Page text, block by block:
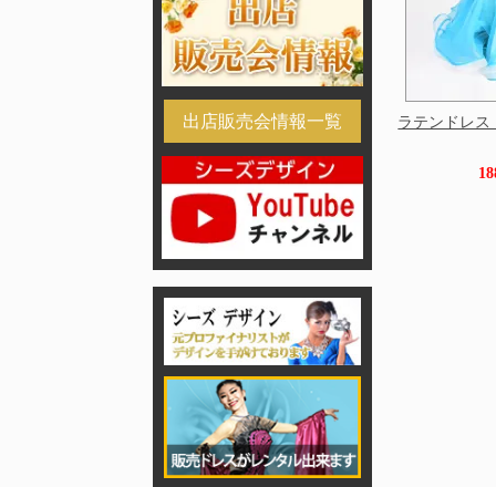
出店販売会情報一覧 ラテンドレ